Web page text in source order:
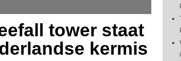
tower staat
kermis